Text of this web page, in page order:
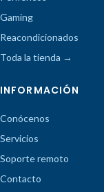
Gaming
Reacondicionados
Toda la tienda →
INFORMACIÓN
Conócenos
Servicios
Soporte remoto
Contacto